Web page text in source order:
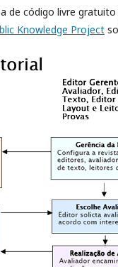
de código livre
Knowledge Project